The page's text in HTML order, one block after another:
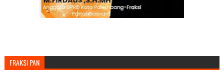
FRAKSI PAN